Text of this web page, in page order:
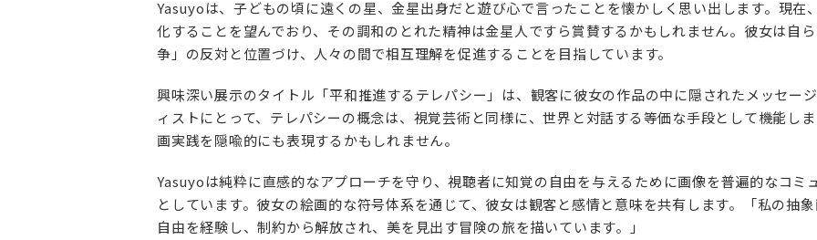
Yasuyoは、子どもの頃に遠くの星、金星出身だと遊び心で言ったことを懐かしく思い出します。現在
化することを望んでおり、その調和のとれた精神は金星人ですら賞賛するかもしれません。彼女は自
争」の反対と位置づけ、人々の間で相互理解を促進することを目指しています。
興味深い展示のタイトル「平和推進するテレパシー」は、観客に彼女の作品の中に隠されたメッセー
ィストにとって、テレパシーの概念は、視覚芸術と同様に、世界と対話する等価な手段として機能し
画実践を隠喩的にも表現するかもしれません。
Yasuyoは純粋に直感的なアプローチを守り、視聴者に知覚の自由を与えるために画像を普遍的なコミ
としています。彼女の絵画的な符号体系を通じて、彼女は観客と感情と意味を共有します。「私の抽
自由を経験し、制約から解放され、美を見出す冒険の旅を描いています。」